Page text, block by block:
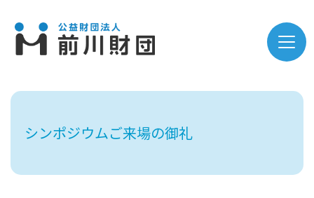
シンポジウムご来場の御礼